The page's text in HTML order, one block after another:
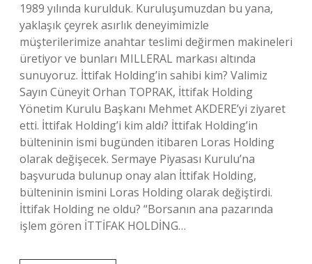
1989 yılında kurulduk. Kuruluşumuzdan bu yana,
yaklaşık çeyrek asırlık deneyimimizle
müşterilerimize anahtar teslimi değirmen makineleri
üretiyor ve bunları MILLERAL markası altında
sunuyoruz. İttifak Holding’in sahibi kim? Valimiz
Sayın Cüneyit Orhan TOPRAK, İttifak Holding
Yönetim Kurulu Başkanı Mehmet AKDERE’yi ziyaret
etti. İttifak Holding’i kim aldı? İttifak Holding’in
bülteninin ismi bugünden itibaren Loras Holding
olarak değişecek. Sermaye Piyasası Kurulu’na
başvuruda bulunup onay alan İttifak Holding,
bülteninin ismini Loras Holding olarak değiştirdi.
İttifak Holding ne oldu? “Borsanın ana pazarında
işlem gören İTTİFAK HOLDİNG…